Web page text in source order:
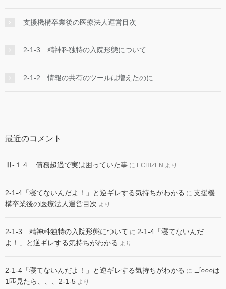
支援機構卒業後の医療法人運営目次
2-1-3 精神科独特の入院形態について
2-1-2 情報の共有のツールは増えたのに
最近のコメント
Ⅲ-１４ 債務超過で実は困っていた事 に ECHIZEN より
2-1-4「寝てないんだよ！」と逆ギレする気持ちがわかる に 支援機
構卒業後の医療法人運営目次 より
2-1-3 精神科独特の入院形態について に 2-1-4「寝てないんだ
よ！」と逆ギレする気持ちがわかる より
2-1-4「寝てないんだよ！」と逆ギレする気持ちがわかる に ゴ○○○は
1匹見たら、、、2-1-5 より